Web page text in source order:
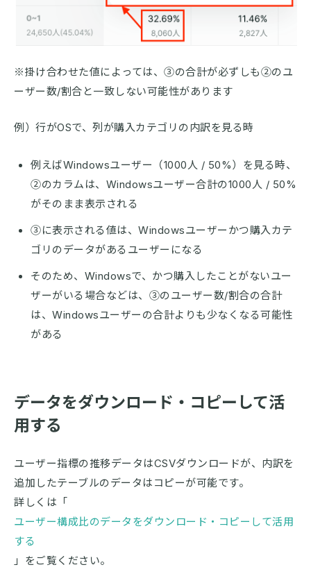
※掛け合わせた値によっては、③の合計が必ずしも②のユ
ーザー数/割合と一致しない可能性があります
例）行がOSで、列が購入カテゴリの内訳を見る時
例えばWindowsユーザー（1000人 / 50%）を見る時、
②のカラムは、Windowsユーザー合計の1000人 / 50%
がそのまま表示される
③に表示される値は、Windowsユーザーかつ購入カテ
ゴリのデータがあるユーザーになる
そのため、Windowsで、かつ購入したことがないユー
ザーがいる場合などは、③のユーザー数/割合の合計
は、Windowsユーザーの合計よりも少なくなる可能性
がある
データをダウンロード・コピーして活
用する
ユーザー指標の推移データはCSVダウンロードが、内訳を
追加したテーブルのデータはコピーが可能です。
詳しくは「
ユーザー構成比のデータをダウンロード・コピーして活用
する
」をご覧ください。